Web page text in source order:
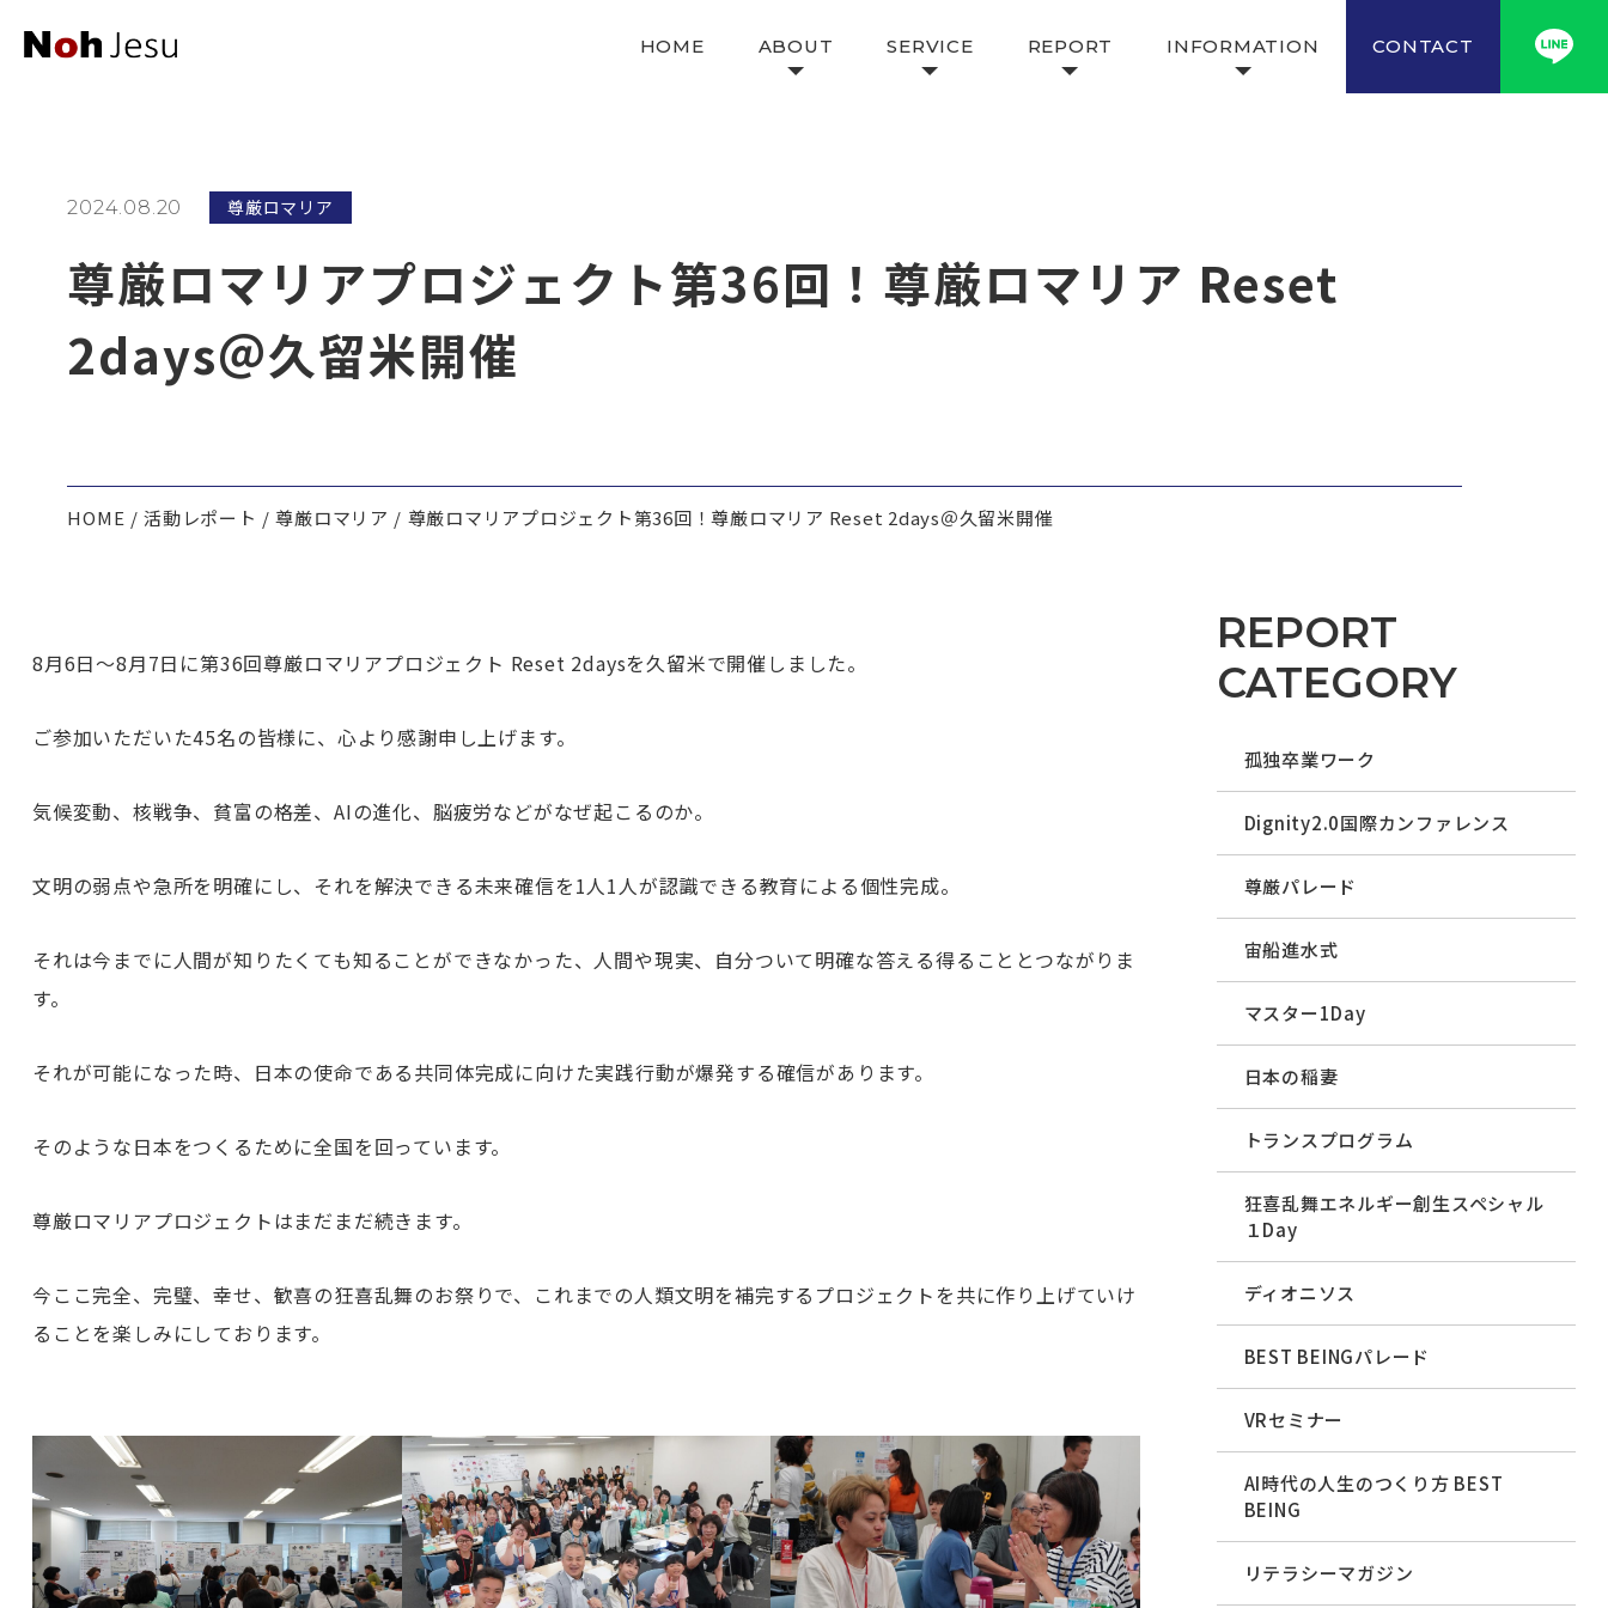
HOME ABOUT SERVICE REPORT INFORMATION CONTACT
2024.08.20 尊厳ロマリア
尊厳ロマリアプロジェクト第36回！尊厳ロマリア Reset
2days＠久留米開催
HOME 活動レポート 尊厳ロマリア 尊厳ロマリアプロジェクト第36回！尊厳ロマリア Reset 2days＠久留米開催
8月6日〜8月7日に第36回尊厳ロマリアプロジェクト Reset 2daysを久留米で開催しました。
ご参加いただいた45名の皆様に、心より感謝申し上げます。
気候変動、核戦争、貧富の格差、AIの進化、脳疲労などがなぜ起こるのか。
文明の弱点や急所を明確にし、それを解決できる未来確信を1人1人が認識できる教育による個性完成。
それは今までに人間が知りたくても知ることができなかった、人間や現実、自分ついて明確な答える得ることとつながりま
す。
それが可能になった時、日本の使命である共同体完成に向けた実践行動が爆発する確信があります。
そのような日本をつくるために全国を回っています。
尊厳ロマリアプロジェクトはまだまだ続きます。
今ここ完全、完璧、幸せ、歓喜の狂喜乱舞のお祭りで、これまでの人類文明を補完するプロジェクトを共に作り上げていけ
ることを楽しみにしております。
REPORT
CATEGORY
孤独卒業ワーク
Dignity2.0国際カンファレンス
尊厳パレード
宙船進水式
マスター1Day
日本の稲妻
トランスプログラム
狂喜乱舞エネルギー創生スペシャル
１Day
ディオニソス
BEST BEINGパレード
VRセミナー
AI時代の人生のつくり方 BEST
BEING
リテラシーマガジン